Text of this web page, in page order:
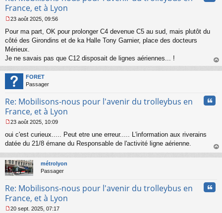
u
France, et à Lyon
e
s
s
g
n
o
u
23 août 2025, 09:56
Pour ma part, OK pour prolonger C4 devenue C5 au sud, mais plutôt du
côté des Girondins et de ka Halle Tony Garnier, place des docteurs
Mérieux.
Je ne savais pas que C12 disposait de lignes aériennes... !
au
FORET
Passager
Re: Mobilisons-nous pour l'avenir du trolleybus en
France, et à Lyon
e
s
a
g
e
o
u
23 août 2025, 10:09
oui c'est curieux..... Peut etre une erreur..... L'information aux riverains
datée du 21/8 émane du Responsable de l'activité ligne aérienne.
au
métrolyon
Passager
Re: Mobilisons-nous pour l'avenir du trolleybus en
France, et à Lyon
20 sept. 2025, 07:17